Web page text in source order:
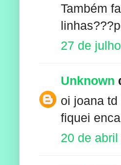
Também
27 de
Unknown
oi joana
fiquei
20 de